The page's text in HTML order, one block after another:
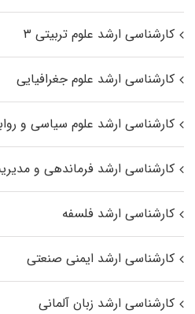
کارشناسی ارشد علوم تربیتی ۳
کارشناسی ارشد علوم جغرافیایی
کارشناسی ارشد علوم سیاسی و
کارشناسی ارشد فرماندهی و
کارشناسی ارشد فلسفه
کارشناسی ارشد ایمنی صنعتی
کارشناسی ارشد زبان آلمانی